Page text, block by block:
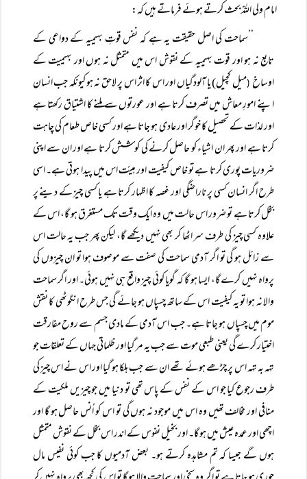
امام ولی اللہؒ بحث کرتے ہوئے فرماتے ہیں کہ:
’’سماحت کی اصل حقیقت یہ ہے کہ نفس قوتِ بہیمیہ کے دواعی کے
تابع نہ ہو اور قوت بہیمیہ کے نقوش اس میں متمثل نہ ہوں اور بہیمیت کے
اوساخ (میل کچیل) یا آلودگیاں اور اس کا اثر اس پر لاحق نہ ہو کیونکہ جب انسان
اپنے امورِ معاش میں تصرف کرتا ہے اور عورتوں سے ملنے کا اشتیاق رکھتا ہے
اور لذات کے تحصیل کا خوگر اور عادی ہو جاتا ہے اور کسی خاص طعام کی چاہت
کرتا ہے اور پھر ان اشیاء کو حاصل کرنے کی کوشش کرتا ہے اور ان سے اپنی
ضروریات پوری کرتا ہے تو خاص کیفیت اور ہیئت اس میں پیدا ہوتی ہے۔ اسی
طرح اگر انسان کسی پر ناراضگی اور غصہ کا اظہار کرتا ہے یا کسی چیز کے دینے پر
بخل کرتا ہے تو ضرور اس حالت میں وہ ایک وقت تک مستغرق ہو گا، اس کے
علاوہ کسی چیز کی طرف سر اٹھا کر بھی نہیں دیکھے گا، لیکن پھر جب یہ حالت اس
سے زائل ہو گی تو اگر آدمی سماحت کی صفت سے موصوف ہوا تو ان چیزوں کی
پرواہ نہیں کرے گا، ایسا ہو گا کہ گویا کوئی چیز واقع ہی نہیں ہوئی۔ اور اگر سماحت
والا نہ ہوا تو یہ کیفیت اس کے ساتھ چسپاں ہو جائے گی جس طرح انگوٹھی کا نقش
موم میں چسپاں ہو جاتا ہے۔ جب اس آدمی کے مادی جسم سے روح مفارقت
اختیار کرے گی یعنی طبعی موت سے جب یہ مر گیا اور ظلماتی جہاں کے تعلقات جو
تہہ بہ تہہ اس پر چڑھے ہوئے تھے ان سے جب ہلکا ہو گیا اور اس نے اس چیز کی
طرف رجوع کیا جو اس کے نفس کے پاس تھی تو دنیا میں جو چیزیں ملکیت کے
منافی اور مخالف تھیں وہ اس میں موجود نہ ہوں گی تو اس کو اُنس حاصل ہو گا اور
اچھی اور عمدہ عیش میں ہو گا۔ اور بخیل نفوس کے اندر اس بخل کے نقوش متمثل
ہوں گے جیسا کہ تم مشاہدہ کرتے ہو۔ بعض آدمیوں کا جب کوئی نفیس مال